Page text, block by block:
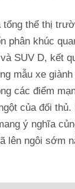
tổng thể thị
phân khúc
SUV D, kết
mẫu xe
các điểm
của đối thủ.
ý nghĩa
lên ngôi sớm